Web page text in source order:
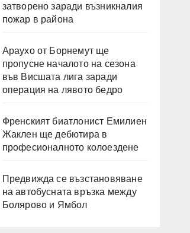
затворено заради възникналия
пожар в района
Араухо от Борнемут ще
пропусне началото на сезона
във Висшата лига заради
операция на лявото бедро
Френският биатлонист Емилиен
Жаклен ще дебютира в
професионалното колоездене
Предвижда се възстановяване
на автобусната връзка между
Болярово и Ямбол